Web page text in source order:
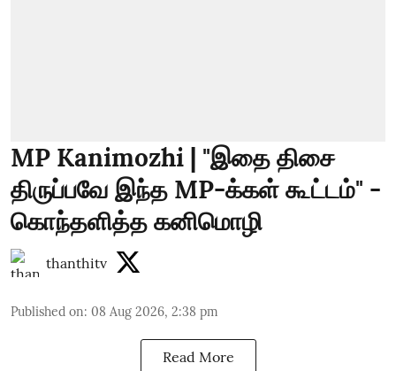
MP Kanimozhi | "இதை திசை
திருப்பவே இந்த MP-க்கள் கூட்டம்" -
கொந்தளித்த கனிமொழி
thanthitv
Published on: 08 Aug 2026, 2:38 pm
Read More